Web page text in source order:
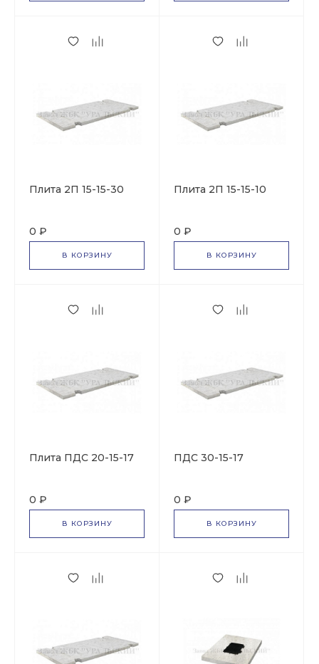
Плита 2П 15-15-30
0 ₽
В КОРЗИНУ
Плита 2П 15-15-10
0 ₽
В КОРЗИНУ
Плита ПДС 20-15-17
0 ₽
В КОРЗИНУ
ПДС 30-15-17
0 ₽
В КОРЗИНУ